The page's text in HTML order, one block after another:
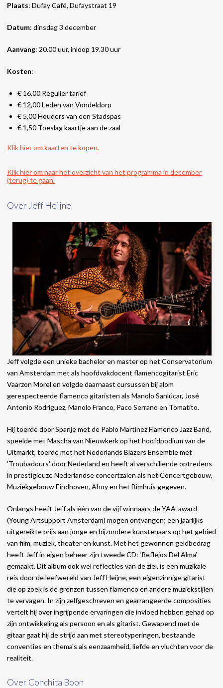
Plaats: Dufay Café, Dufaystraat 19
Datum: dinsdag 3 december
Aanvang: 20.00 uur, inloop 19.30 uur
Kosten:
€ 16,00 Regulier tarief
€ 12,00 Leden van Vondeldorp
€ 5,00 Houders van een Stadspas
€ 1,50 Toeslag kaartje aan de zaal
Klik hier om kaarten te kopen.
Klik hier om naar het overzicht van het programma in december
(terug) te gaan.
Over Jeff Heijne
Jeff volgde een unieke bachelor en master op het Conservatorium
van Amsterdam met als hoofdvakdocent flamencogitarist Eric
Vaarzon Morel en volgde daarnaast cursussen bij alom
gerespecteerde flamenco gitaristen als Manolo Sanlúcar, José
Antonio Rodriguez, Manolo Franco, Paco Serrano en Tomatito.
Hij toerde door Spanje met de Pablo Martinez Flamenco Jazz Band,
speelde met Mascha van Nieuwkerk op het hoofdpodium van de
Uitmarkt, toerde met het Nederlands Blazers Ensemble met
'Troubadours' door Nederland en heeft al verschillende optredens
in prestigieuze Nederlandse concertzalen als het Concertgebouw,
Muziekgebouw Eindhoven, Ahoy en het Bimhuis gegeven.
Onlangs heeft Jeff als één van de vijf winnaars de YAA-award
(Young Artsupport Amsterdam) mogen ontvangen; een jaarlijks
uitgereikte prijs aan jonge en bijzondere kunstenaars op het gebied
van film, muziek, theater en kunst. Met het gewonnen geldbedrag
heeft Jeff in eigen beheer zijn tweede CD: ‘Reflejos Del Alma’
gemaakt. Dit album ook wel reflecties van de ziel, is een muzikale
reis door de leefwereld van Jeff Heijne, een eigenzinnige gitarist
die op zoek is de grenzen tussen flamenco en andere muziekstijlen
te vervagen. In zijn zelfgeschreven en gearrangeerde composities
vertelt hij over ingrijpende ervaringen die invloed hebben gehad op
zijn ontwikkeling als persoon en als gitarist. Gewapend met de
gitaar gaat hij de strijd aan met stereotyperingen, bestaande
conventies en thema's als eenzaamheid, liefde en vluchten voor de
realiteit.
Over Conchita Boon